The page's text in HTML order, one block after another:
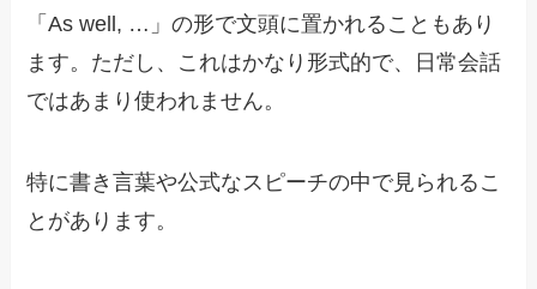
「As well, …」の形で文頭に置かれることもあり
ます。ただし、これはかなり形式的で、日常会話
ではあまり使われません。
特に書き言葉や公式なスピーチの中で見られるこ
とがあります。